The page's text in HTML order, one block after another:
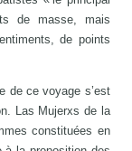
de masse, mais
de points
de ce voyage s’est
Las Mujerxs de la
constituées en